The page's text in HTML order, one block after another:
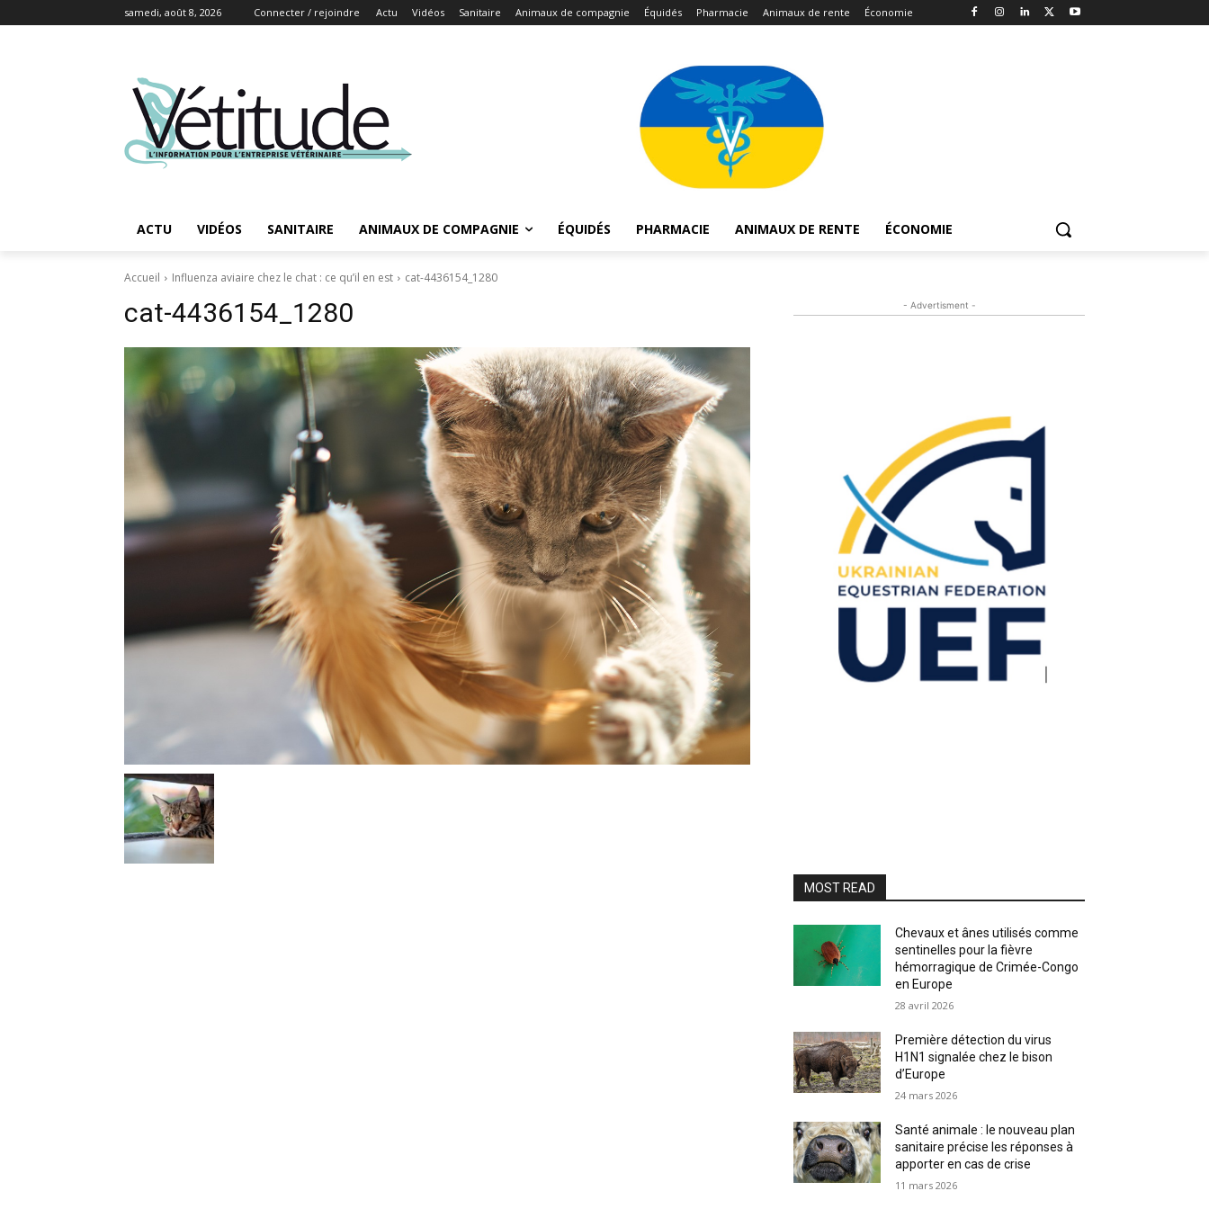
samedi, août 8, 2026 Connecter / rejoindre Actu Vidéos Sanitaire Animaux de compagnie Équidés Pharmacie Animaux de rente Économie
ACTU VIDÉOS SANITAIRE ANIMAUX DE COMPAGNIE ÉQUIDÉS PHARMACIE ANIMAUX DE RENTE ÉCONOMIE
Accueil Influenza aviaire chez le chat : ce qu’il en est cat-4436154_1280
cat-4436154_1280 - Advertisment -
MOST READ
Chevaux et ânes utilisés comme
sentinelles pour la fièvre
hémorragique de Crimée-Congo
en Europe
28 avril 2026
Première détection du virus
H1N1 signalée chez le bison
d’Europe
24 mars 2026
Santé animale : le nouveau plan
sanitaire précise les réponses à
apporter en cas de crise
11 mars 2026